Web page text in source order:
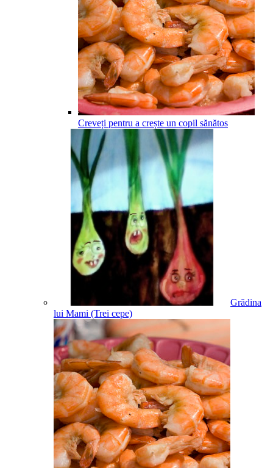
Creveți pentru a crește un copil sănătos
Grădina
lui Mami (Trei cepe)